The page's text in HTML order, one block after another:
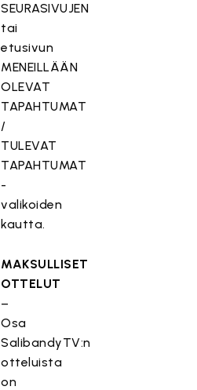
SEURASIVUJEN
tai
etusivun
MENEILLÄÄN
OLEVAT
TAPAHTUMAT
/
TULEVAT
TAPAHTUMAT
-
valikoiden
kautta.
MAKSULLISET
OTTELUT
–
Osa
SalibandyTV:n
otteluista
on